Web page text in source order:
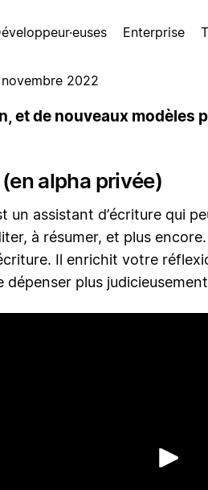
Enterprise
novembre 2022
et de nouveaux modèles
alpha privée)
un assistant d’écriture qui
à résumer, et plus
Il enrichit votre
dépenser plus